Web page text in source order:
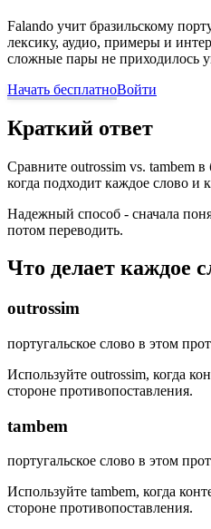
Falando учит бразильскому
лексику, аудио, примеры и
сложные пары не приходилось
Начать бесплатноВойти
Краткий ответ
Сравните outrossim vs. tambem в
когда подходит каждое слово и
Надежный способ - сначала
потом переводить.
Что делает каждое
outrossim
португальское слово в этом
Используйте outrossim, когда
стороне противопоставления.
tambem
португальское слово в этом
Используйте tambem, когда
стороне противопоставления.